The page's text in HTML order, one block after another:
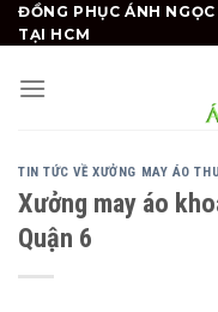
Skip
to
ĐỒNG PHỤC ÁNH
TẠI HCM
TIN TỨC VỀ XƯỞNG MAY ÁO
Xưởng may áo
Quận 6